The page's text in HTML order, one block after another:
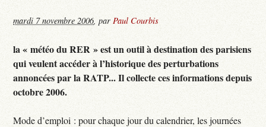
mardi 7 novembre 2006,parPaul Courbis
la « météo du RER » est un outil à destination des parisiens
qui veulent accéder à l’historique des perturbations
annoncées par la RATP... Il collecte ces informations depuis
octobre 2006.
Mode d’emploi : pour chaque jour du calendrier, les journées